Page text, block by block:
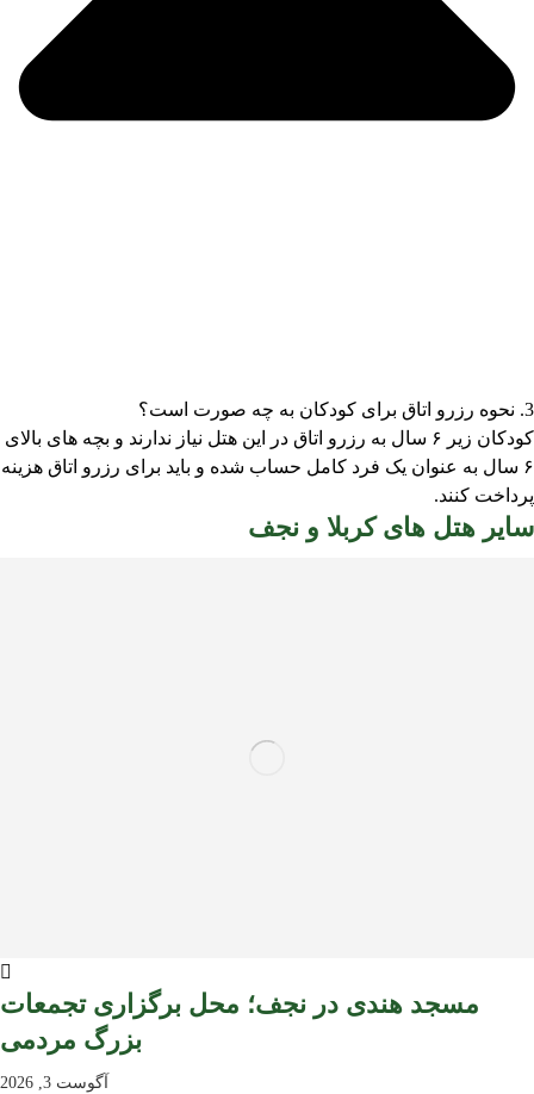
3. نحوه رزرو اتاق برای کودکان به چه صورت است؟
کودکان زیر ۶ سال به رزرو اتاق در این هتل نیاز ندارند و بچه های بالای
۶ سال به عنوان یک فرد کامل حساب شده و باید برای رزرو اتاق هزینه
پرداخت کنند.
سایر هتل های کربلا و نجف
مسجد هندی در نجف؛ محل برگزاری تجمعات
بزرگ مردمی
آگوست 3, 2026